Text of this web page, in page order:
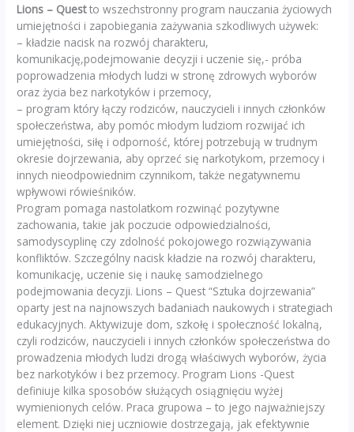
Lions – Questto wszechstronny program nauczania życiowych
umiejętności i zapobiegania zażywania szkodliwych używek:
– kładzie nacisk na rozwój charakteru,
komunikację,podejmowanie decyzji i uczenie się,- próba
poprowadzenia młodych ludzi w stronę zdrowych wyborów
oraz życia bez narkotyków i przemocy,
– program który łączy rodziców, nauczycieli i innych członków
społeczeństwa, aby pomóc młodym ludziom rozwijać ich
umiejętności, siłę i odporność, której potrzebują w trudnym
okresie dojrzewania, aby oprzeć się narkotykom, przemocy i
innych nieodpowiednim czynnikom, także negatywnemu
wpływowi rówieśników.
Program pomaga nastolatkom rozwinąć pozytywne
zachowania, takie jak poczucie odpowiedzialności,
samodyscyplinę czy zdolność pokojowego rozwiązywania
konfliktów. Szczególny nacisk kładzie na rozwój charakteru,
komunikację, uczenie się i naukę samodzielnego
podejmowania decyzji. Lions – Quest “Sztuka dojrzewania”
oparty jest na najnowszych badaniach naukowych i strategiach
edukacyjnych. Aktywizuje dom, szkołę i społeczność lokalną,
czyli rodziców, nauczycieli i innych członków społeczeństwa do
prowadzenia młodych ludzi drogą właściwych wyborów, życia
bez narkotyków i bez przemocy. Program Lions -Quest
definiuje kilka sposobów służących osiągnięciu wyżej
wymienionych celów. Praca grupowa – to jego najważniejszy
element. Dzięki niej uczniowie dostrzegają, jak efektywnie